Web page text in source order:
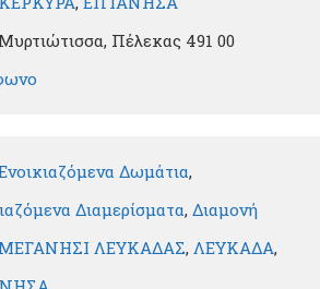
Μυρτιώτισσα, Πέλεκας 491 00
Δωμάτια,
Διαμερίσματα, Διαμονή
ΜΕΓΑΝΗΣΙ ΛΕΥΚΑΔΑΣ, ΛΕΥΚΑΔΑ,